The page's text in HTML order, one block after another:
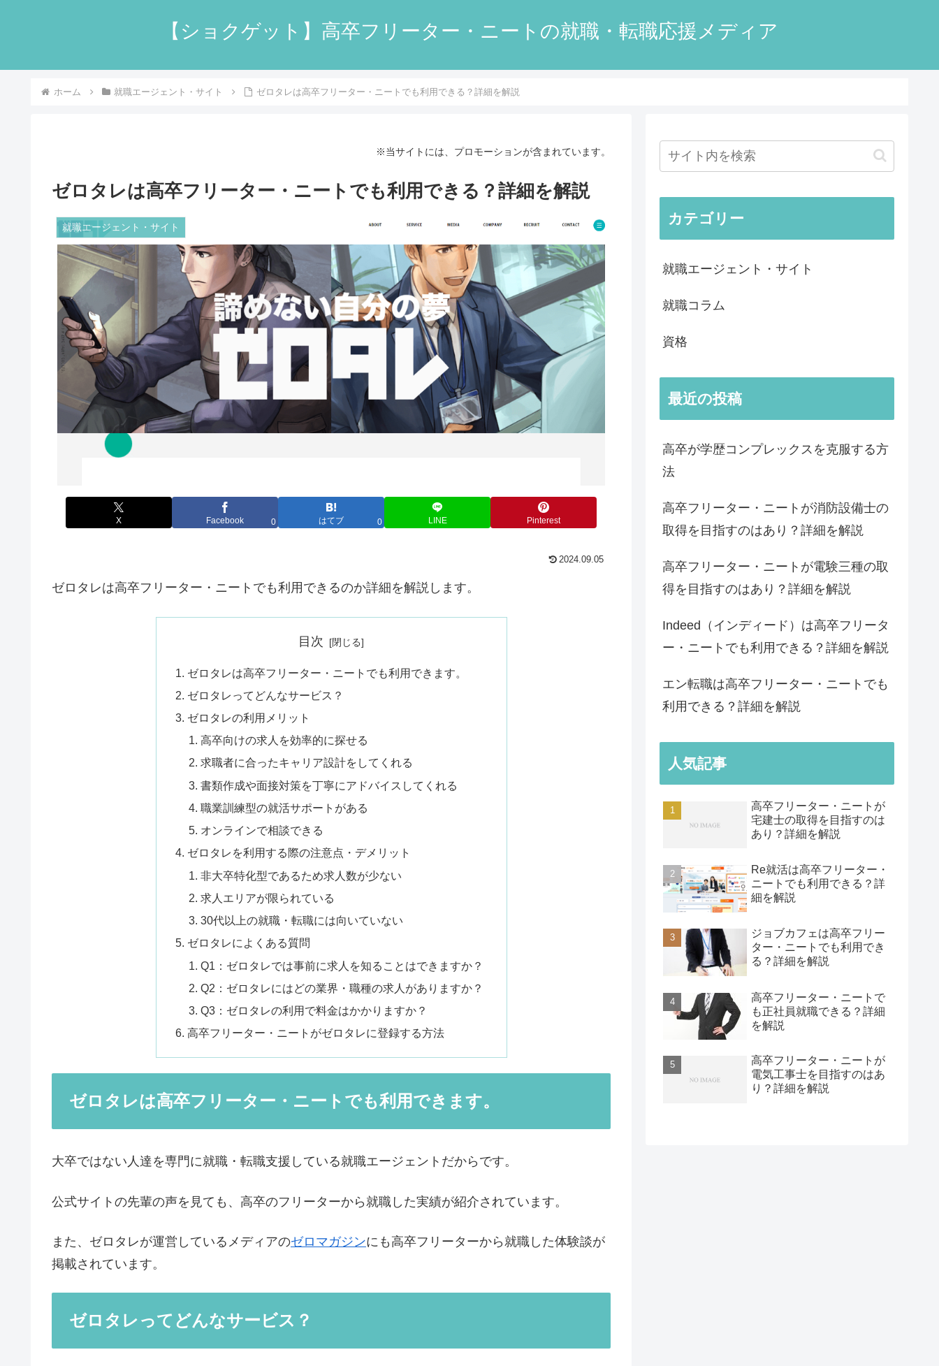
【ショクゲット】高卒フリーター・ニートの就職・転職応援メディア
ホーム 就職エージェント・サイト ゼロタレは高卒フリーター・ニートでも利用できる？詳細を解説
※当サイトには、プロモーションが含まれています。
ゼロタレは高卒フリーター・ニートでも利用できる？詳細を解説
就職エージェント・サイト
X Facebook 0 はてブ 0 LINE Pinterest
2024.09.05
ゼロタレは高卒フリーター・ニートでも利用できるのか詳細を解説します。
目次
ゼロタレは高卒フリーター・ニートでも利用できます。
ゼロタレってどんなサービス？
ゼロタレの利用メリット
高卒向けの求人を効率的に探せる
求職者に合ったキャリア設計をしてくれる
書類作成や面接対策を丁寧にアドバイスしてくれる
職業訓練型の就活サポートがある
オンラインで相談できる
ゼロタレを利用する際の注意点・デメリット
非大卒特化型であるため求人数が少ない
求人エリアが限られている
30代以上の就職・転職には向いていない
ゼロタレによくある質問
Q1：ゼロタレでは事前に求人を知ることはできますか？
Q2：ゼロタレにはどの業界・職種の求人がありますか？
Q3：ゼロタレの利用で料金はかかりますか？
高卒フリーター・ニートがゼロタレに登録する方法
ゼロタレは高卒フリーター・ニートでも利用できます。
大卒ではない人達を専門に就職・転職支援している就職エージェントだからです。
公式サイトの先輩の声を見ても、高卒のフリーターから就職した実績が紹介されています。
また、ゼロタレが運営しているメディアのゼロマガジンにも高卒フリーターから就職した体験談が
掲載されています。
ゼロタレってどんなサービス？
カテゴリー
就職エージェント・サイト
就職コラム
資格
最近の投稿
高卒が学歴コンプレックスを克服する方
法
高卒フリーター・ニートが消防設備士の
取得を目指すのはあり？詳細を解説
高卒フリーター・ニートが電験三種の取
得を目指すのはあり？詳細を解説
Indeed（インディード）は高卒フリータ
ー・ニートでも利用できる？詳細を解説
エン転職は高卒フリーター・ニートでも
利用できる？詳細を解説
人気記事
高卒フリーター・ニートが
宅建士の取得を目指すのは
あり？詳細を解説
Re就活は高卒フリーター・
ニートでも利用できる？詳
細を解説
ジョブカフェは高卒フリー
ター・ニートでも利用でき
る？詳細を解説
高卒フリーター・ニートで
も正社員就職できる？詳細
を解説
高卒フリーター・ニートが
電気工事士を目指すのはあ
り？詳細を解説